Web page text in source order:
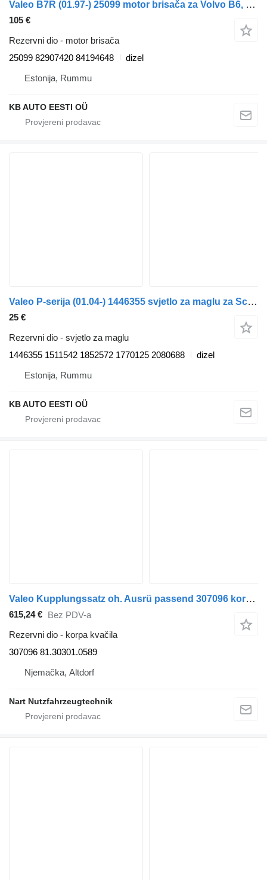
Valeo B7R (01.97-) 25099 motor brisača za Volvo B6, B7, B9, B10, B12 bus (1978-2011) autobusa
105 €
Rezervni dio - motor brisača
25099 82907420 84194648
dizel
Estonija, Rummu
KB AUTO EESTI OÜ
Valeo P-serija (01.04-) 1446355 svjetlo za maglu za Scania P,G,R,T-series (2004-2017) kamiona
25 €
Rezervni dio - svjetlo za maglu
1446355 1511542 1852572 1770125 2080688
dizel
Estonija, Rummu
KB AUTO EESTI OÜ
Valeo Kupplungssatz oh. Ausrü passend 307096 korpa kvačila za MAN kamiona
615,24 € Bez PDV-a
Rezervni dio - korpa kvačila
307096 81.30301.0589
Njemačka, Altdorf
Nart Nutzfahrzeugtechnik